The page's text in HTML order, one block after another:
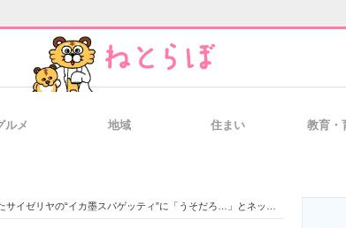
ルメ 地域 住まい 教育・
ゼリヤの“イカ墨スパゲッティ”に「うそだろ…」とネット驚き